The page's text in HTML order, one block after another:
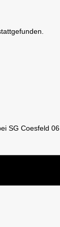
SG Coesfeld 06